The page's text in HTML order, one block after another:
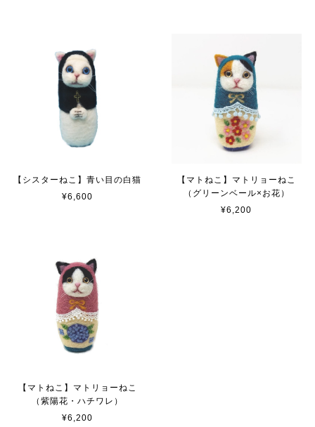
【シスターねこ】青い目の白猫
¥6,600
【マトねこ】マトリョーねこ
（グリーンベール×お花）
¥6,200
【マトねこ】マトリョーねこ
（紫陽花・ハチワレ）
¥6,200